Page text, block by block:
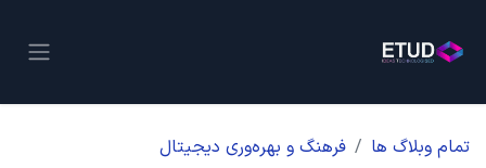
تمام وبلاگ ها
فرهنگ و بهره‌وری دیجیتال